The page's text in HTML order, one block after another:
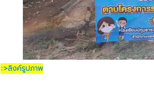
::>ลิงค์รูปภาพ